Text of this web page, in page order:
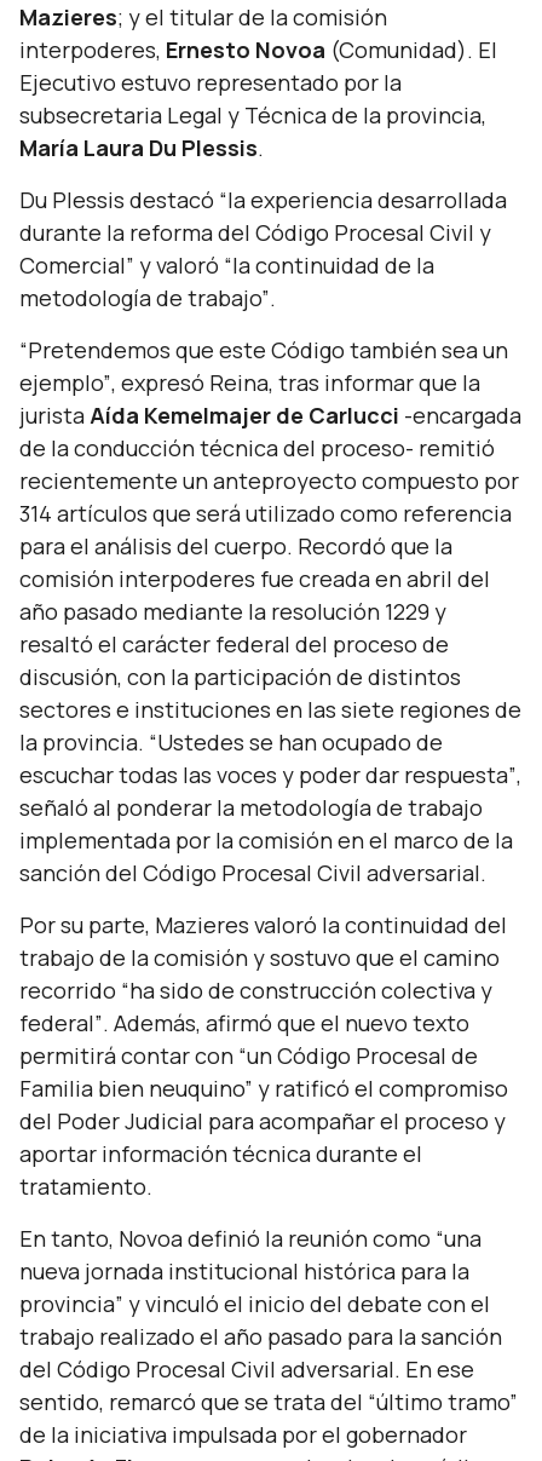
Mazieres; y el titular de la comisión
interpoderes, Ernesto Novoa (Comunidad). El
Ejecutivo estuvo representado por la
subsecretaria Legal y Técnica de la provincia,
María Laura Du Plessis.
Du Plessis destacó “la experiencia desarrollada
durante la reforma del Código Procesal Civil y
Comercial” y valoró “la continuidad de la
metodología de trabajo”.
“Pretendemos que este Código también sea un
ejemplo”, expresó Reina, tras informar que la
juristaAída Kemelmajer de Carlucci -encargada
de la conducción técnica del proceso- remitió
recientemente un anteproyecto compuesto por
314 artículos que será utilizado como referencia
para el análisis del cuerpo. Recordó que la
comisión interpoderes fue creada en abril del
año pasado mediante la resolución 1229 y
resaltó el carácter federal del proceso de
discusión, con la participación de distintos
sectores e instituciones en las siete regiones de
la provincia. “Ustedes se han ocupado de
escuchar todas las voces y poder dar respuesta”,
señaló al ponderar la metodología de trabajo
implementada por la comisión en el marco de la
sanción del Código Procesal Civil adversarial.
Por su parte, Mazieres valoró la continuidad del
trabajo de la comisión y sostuvo que el camino
recorrido “ha sido de construcción colectiva y
federal”. Además, afirmó que el nuevo texto
permitirá contar con “un Código Procesal de
Familia bien neuquino” y ratificó el compromiso
del Poder Judicial para acompañar el proceso y
aportar información técnica durante el
tratamiento.
En tanto, Novoa definió la reunión como “una
nueva jornada institucional histórica para la
provincia” y vinculó el inicio del debate con el
trabajo realizado el año pasado para la sanción
del Código Procesal Civil adversarial. En ese
sentido, remarcó que se trata del “último tramo”
de la iniciativa impulsada por el gobernador